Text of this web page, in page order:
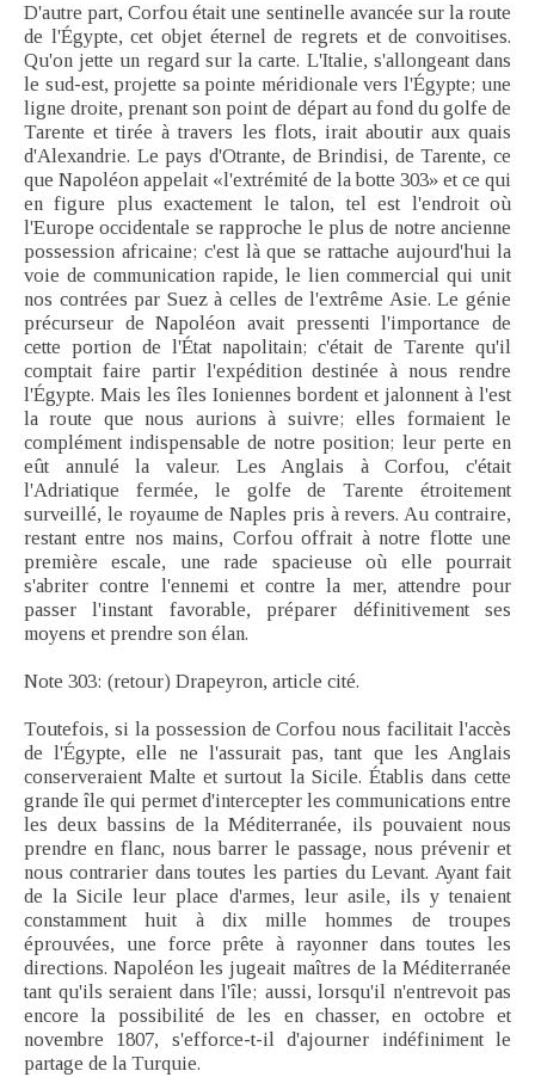
D'autre part, Corfou était une sentinelle avancée sur la route
de l'Égypte, cet objet éternel de regrets et de convoitises.
Qu'on jette un regard sur la carte. L'Italie, s'allongeant dans
le sud-est, projette sa pointe méridionale vers l'Égypte; une
ligne droite, prenant son point de départ au fond du golfe de
Tarente et tirée à travers les flots, irait aboutir aux quais
d'Alexandrie. Le pays d'Otrante, de Brindisi, de Tarente, ce
que Napoléon appelait «l'extrémité de la botte 303» et ce qui
en figure plus exactement le talon, tel est l'endroit où
l'Europe occidentale se rapproche le plus de notre ancienne
possession africaine; c'est là que se rattache aujourd'hui la
voie de communication rapide, le lien commercial qui unit
nos contrées par Suez à celles de l'extrême Asie. Le génie
précurseur de Napoléon avait pressenti l'importance de
cette portion de l'État napolitain; c'était de Tarente qu'il
comptait faire partir l'expédition destinée à nous rendre
l'Égypte. Mais les îles Ioniennes bordent et jalonnent à l'est
la route que nous aurions à suivre; elles formaient le
complément indispensable de notre position; leur perte en
eût annulé la valeur. Les Anglais à Corfou, c'était
l'Adriatique fermée, le golfe de Tarente étroitement
surveillé, le royaume de Naples pris à revers. Au contraire,
restant entre nos mains, Corfou offrait à notre flotte une
première escale, une rade spacieuse où elle pourrait
s'abriter contre l'ennemi et contre la mer, attendre pour
passer l'instant favorable, préparer définitivement ses
moyens et prendre son élan.
Note 303: (retour) Drapeyron, article cité.
Toutefois, si la possession de Corfou nous facilitait l'accès
de l'Égypte, elle ne l'assurait pas, tant que les Anglais
conserveraient Malte et surtout la Sicile. Établis dans cette
grande île qui permet d'intercepter les communications entre
les deux bassins de la Méditerranée, ils pouvaient nous
prendre en flanc, nous barrer le passage, nous prévenir et
nous contrarier dans toutes les parties du Levant. Ayant fait
de la Sicile leur place d'armes, leur asile, ils y tenaient
constamment huit à dix mille hommes de troupes
éprouvées, une force prête à rayonner dans toutes les
directions. Napoléon les jugeait maîtres de la Méditerranée
tant qu'ils seraient dans l'île; aussi, lorsqu'il n'entrevoit pas
encore la possibilité de les en chasser, en octobre et
novembre 1807, s'efforce-t-il d'ajourner indéfiniment le
partage de la Turquie.